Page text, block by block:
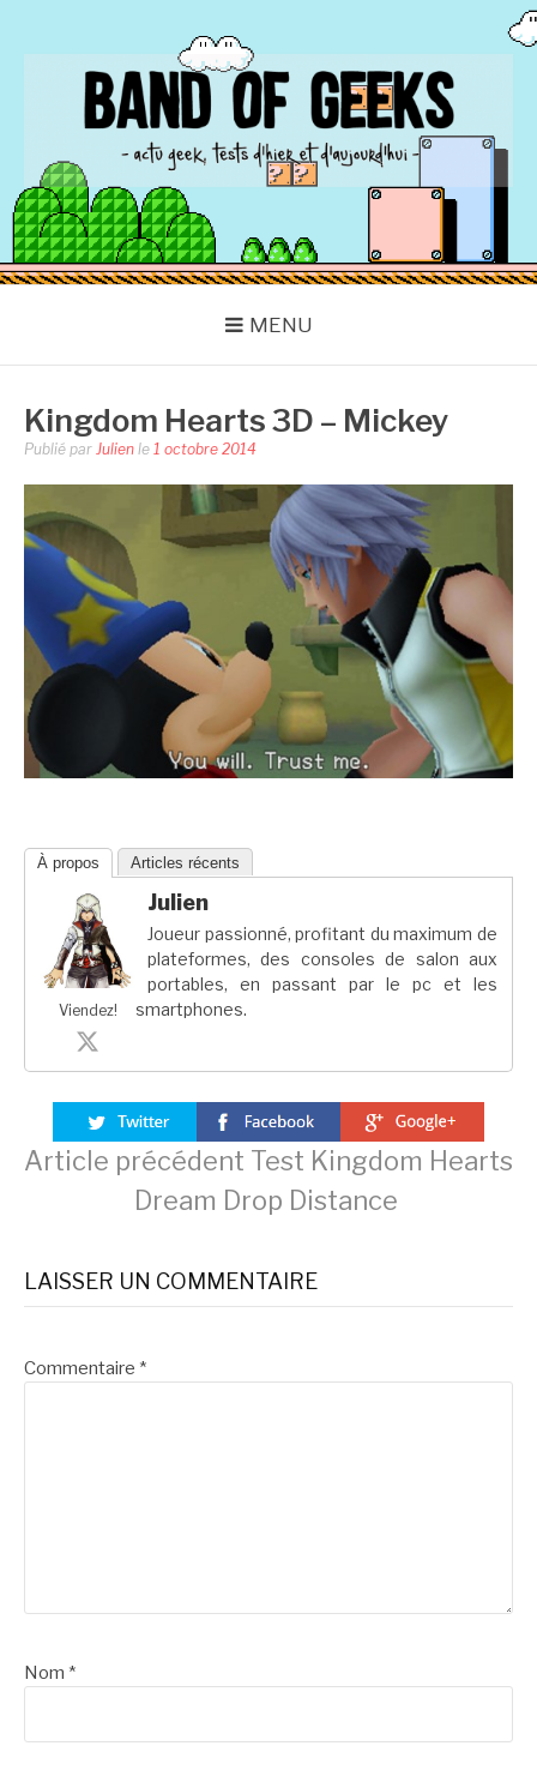
BAND OF GEEKS
Actu Geek d'hier et d'aujourd'hui
MENU
Kingdom Hearts 3D – Mickey
Publié par Julien le 1 octobre 2014
À propos Articles récents
Viendez!
Julien
Joueur passionné, profitant du maximum de
plateformes, des consoles de salon aux
portables, en passant par le pc et les
smartphones.
Lire
la
suite
Article précédent Test Kingdom Hearts
Dream Drop Distance
LAISSER UN COMMENTAIRE
Commentaire *
Nom *